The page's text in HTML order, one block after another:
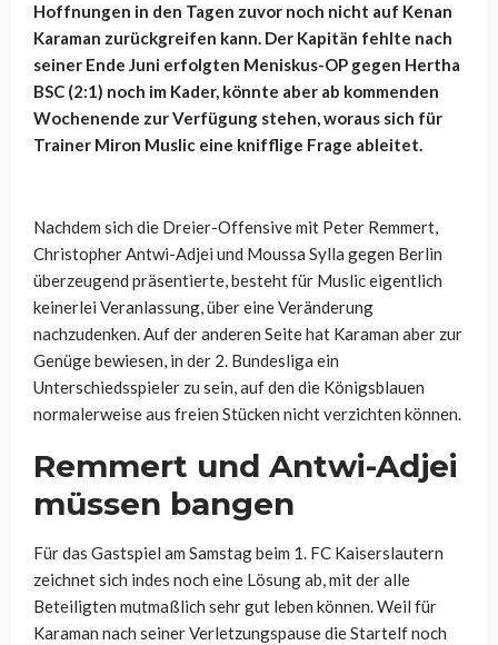
Hoffnungen in den Tagen zuvor noch nicht auf Kenan
Karaman zurückgreifen kann. Der Kapitän fehlte nach
seiner Ende Juni erfolgten Meniskus-OP gegen Hertha
BSC (2:1) noch im Kader, könnte aber ab kommenden
Wochenende zur Verfügung stehen, woraus sich für
Trainer Miron Muslic eine knifflige Frage ableitet.
Nachdem sich die Dreier-Offensive mit Peter Remmert,
Christopher Antwi-Adjei und Moussa Sylla gegen Berlin
überzeugend präsentierte, besteht für Muslic eigentlich
keinerlei Veranlassung, über eine Veränderung
nachzudenken. Auf der anderen Seite hat Karaman aber zur
Genüge bewiesen, in der 2. Bundesliga ein
Unterschiedsspieler zu sein, auf den die Königsblauen
normalerweise aus freien Stücken nicht verzichten können.
Remmert und Antwi-Adjei
müssen bangen
Für das Gastspiel am Samstag beim 1. FC Kaiserslautern
zeichnet sich indes noch eine Lösung ab, mit der alle
Beteiligten mutmaßlich sehr gut leben können. Weil für
Karaman nach seiner Verletzungspause die Startelf noch